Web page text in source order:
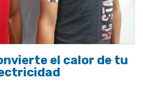
el calor de tu